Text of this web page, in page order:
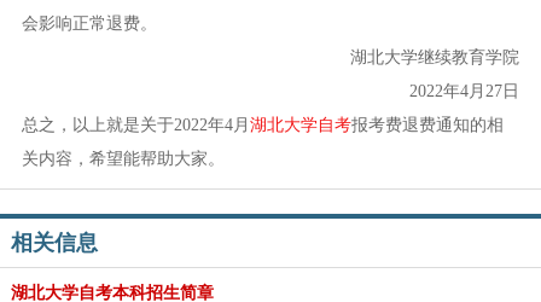
会影响正常退费。
湖北大学继续教育学院
2022年4月27日
总之，以上就是关于2022年4月 湖北大学自考报考费退费通知的相
关内容，希望能帮助大家。
相关信息
湖北大学自考本科招生简章